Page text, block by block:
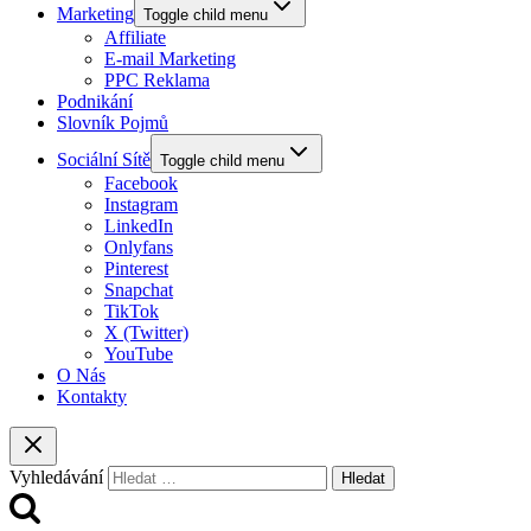
Marketing Toggle child menu
Affiliate
E-mail Marketing
PPC Reklama
Podnikání
Slovník Pojmů
Sociální Sítě Toggle child menu
Facebook
Instagram
LinkedIn
Onlyfans
Pinterest
Snapchat
TikTok
X (Twitter)
YouTube
O Nás
Kontakty
Vyhledávání